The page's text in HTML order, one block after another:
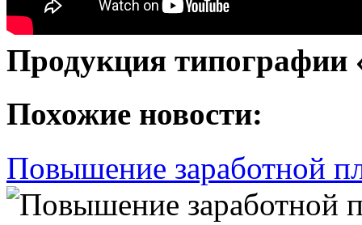
Продукция типографии
Похожие новости:
Повышение заработной